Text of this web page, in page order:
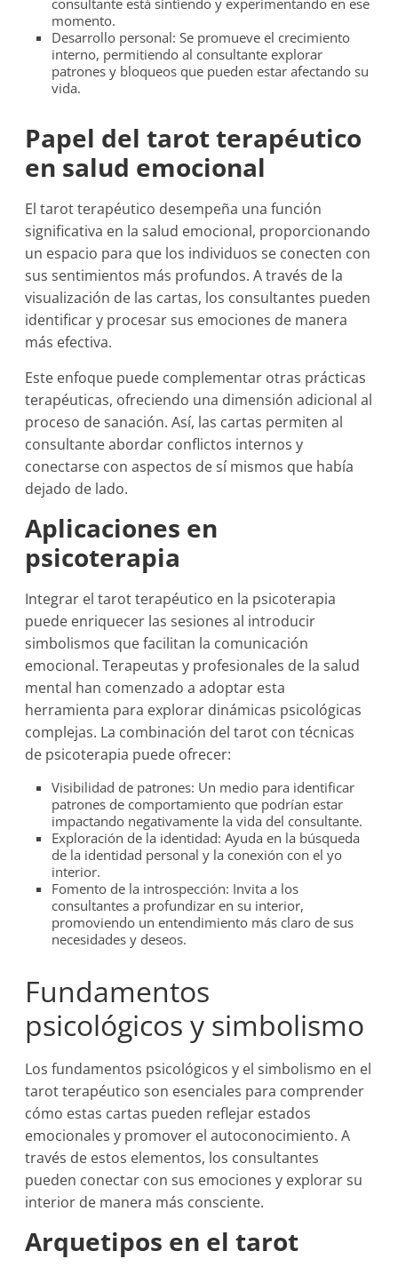
momento.
Desarrollo personal: Se promueve el crecimiento
interno, permitiendo al consultante explorar
patrones y bloqueos que pueden estar afectando su
vida.
Papel del tarot terapéutico
en salud emocional
El tarot terapéutico desempeña una función
significativa en la salud emocional, proporcionando
un espacio para que los individuos se conecten con
sus sentimientos más profundos. A través de la
visualización de las cartas, los consultantes pueden
identificar y procesar sus emociones de manera
más efectiva.
Este enfoque puede complementar otras prácticas
terapéuticas, ofreciendo una dimensión adicional al
proceso de sanación. Así, las cartas permiten al
consultante abordar conflictos internos y
conectarse con aspectos de sí mismos que había
dejado de lado.
Aplicaciones en
psicoterapia
Integrar el tarot terapéutico en la psicoterapia
puede enriquecer las sesiones al introducir
simbolismos que facilitan la comunicación
emocional. Terapeutas y profesionales de la salud
mental han comenzado a adoptar esta
herramienta para explorar dinámicas psicológicas
complejas. La combinación del tarot con técnicas
de psicoterapia puede ofrecer:
Visibilidad de patrones: Un medio para identificar
patrones de comportamiento que podrían estar
impactando negativamente la vida del consultante.
Exploración de la identidad: Ayuda en la búsqueda
de la identidad personal y la conexión con el yo
interior.
Fomento de la introspección: Invita a los
consultantes a profundizar en su interior,
promoviendo un entendimiento más claro de sus
necesidades y deseos.
Fundamentos
psicológicos y simbolismo
Los fundamentos psicológicos y el simbolismo en el
tarot terapéutico son esenciales para comprender
cómo estas cartas pueden reflejar estados
emocionales y promover el autoconocimiento. A
través de estos elementos, los consultantes
pueden conectar con sus emociones y explorar su
interior de manera más consciente.
Arquetipos en el tarot